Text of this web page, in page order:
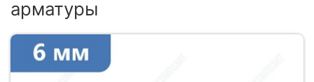
арматуры